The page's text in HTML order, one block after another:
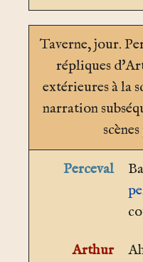
Taverne, jour.
répliques
extérieures à la
narration
Perceval
Arthur